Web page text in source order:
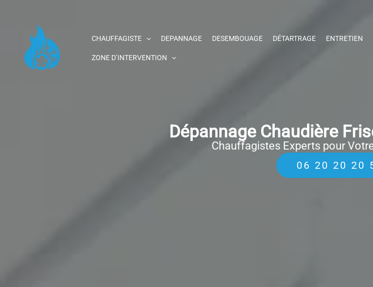
contenu
CHAUFFAGISTE DEPANNAGE DESEMBOUAGE DÉTARTRAGE ENTRETIEN
ZONE D’INTERVENTION
Dépannage Chaudière
Chauffagistes Experts pour
06 20 20 20